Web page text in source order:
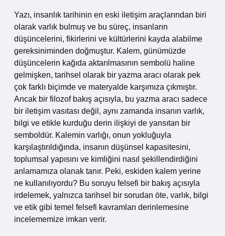
Yazı, insanlık tarihinin en eski iletişim araçlarından biri
olarak varlık bulmuş ve bu süreç, insanların
düşüncelerini, fikirlerini ve kültürlerini kayda alabilme
gereksiniminden doğmuştur. Kalem, günümüzde
düşüncelerin kağıda aktarılmasının sembolü haline
gelmişken, tarihsel olarak bir yazma aracı olarak pek
çok farklı biçimde ve materyalde karşımıza çıkmıştır.
Ancak bir filozof bakış açısıyla, bu yazma aracı sadece
bir iletişim vasıtası değil, aynı zamanda insanın varlık,
bilgi ve etikle kurduğu derin ilişkiyi de yansıtan bir
semboldür. Kalemin varlığı, onun yokluğuyla
karşılaştırıldığında, insanın düşünsel kapasitesini,
toplumsal yapısını ve kimliğini nasıl şekillendirdiğini
anlamamıza olanak tanır. Peki, eskiden kalem yerine
ne kullanılıyordu? Bu soruyu felsefi bir bakış açısıyla
irdelemek, yalnızca tarihsel bir sorudan öte, varlık, bilgi
ve etik gibi temel felsefi kavramları derinlemesine
incelememize imkan verir.